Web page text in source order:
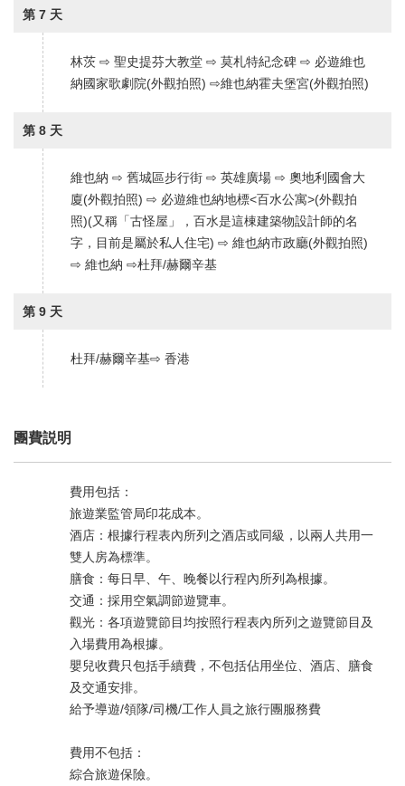
第 7 天
林茨 ⇨ 聖史提芬大教堂 ⇨ 莫札特紀念碑 ⇨ 必遊維也
納國家歌劇院(外觀拍照) ⇨維也納霍夫堡宮(外觀拍照)
第 8 天
維也納 ⇨ 舊城區步行街 ⇨ 英雄廣場 ⇨ 奧地利國會大
廈(外觀拍照) ⇨ 必遊維也納地標<百水公寓>(外觀拍
照)(又稱「古怪屋」，百水是這棟建築物設計師的名
字，目前是屬於私人住宅) ⇨ 維也納市政廳(外觀拍照)
⇨ 維也納 ⇨杜拜/赫爾辛基
第 9 天
杜拜/赫爾辛基⇨ 香港
團費説明
費用包括：
旅遊業監管局印花成本。
酒店：根據行程表內所列之酒店或同級，以兩人共用一
雙人房為標準。
膳食：每日早、午、晚餐以行程內所列為根據。
交通：採用空氣調節遊覽車。
觀光：各項遊覽節目均按照行程表內所列之遊覽節目及
入場費用為根據。
嬰兒收費只包括手續費，不包括佔用坐位、酒店、膳食
及交通安排。
給予導遊/領隊/司機/工作人員之旅行團服務費
費用不包括：
綜合旅遊保險。